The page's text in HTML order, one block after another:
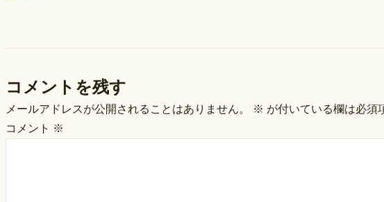
コメントを残す
メールアドレスが公開されることはありません。 ※ が付いている欄は必須
コメント ※